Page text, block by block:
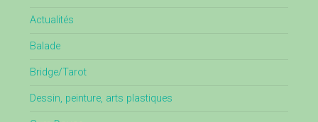
Actualités
Balade
Bridge/Tarot
Dessin, peinture, arts plastiques